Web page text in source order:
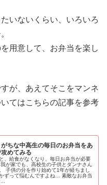
いないくらい、いろいろ
用意して、お弁当を楽し
が、あえてそこをマンネ
てはこちらの記事を参考
ちな中高生の毎日のお弁当をあ
めてみる
、給食がなくなり、毎日お弁当が必要
が家でも、高校生の子供とダンナさん
子供の分を作り始めて1年が経ちまし
ずって悩むんですよね… 素敵なお弁当